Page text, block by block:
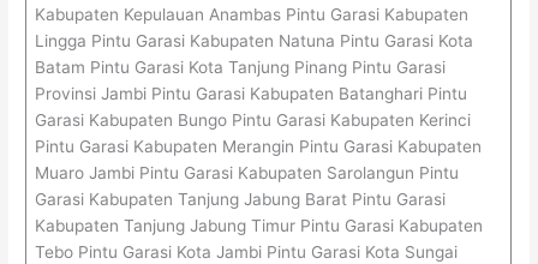
Kabupaten Kepulauan Anambas Pintu Garasi Kabupaten
Lingga Pintu Garasi Kabupaten Natuna Pintu Garasi Kota
Batam Pintu Garasi Kota Tanjung Pinang Pintu Garasi
Provinsi Jambi Pintu Garasi Kabupaten Batanghari Pintu
Garasi Kabupaten Bungo Pintu Garasi Kabupaten Kerinci
Pintu Garasi Kabupaten Merangin Pintu Garasi Kabupaten
Muaro Jambi Pintu Garasi Kabupaten Sarolangun Pintu
Garasi Kabupaten Tanjung Jabung Barat Pintu Garasi
Kabupaten Tanjung Jabung Timur Pintu Garasi Kabupaten
Tebo Pintu Garasi Kota Jambi Pintu Garasi Kota Sungai